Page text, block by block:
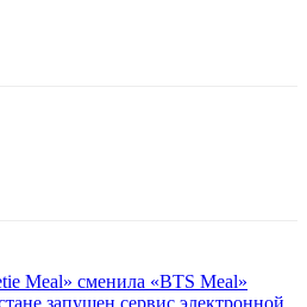
Meal» сменила «BTS Meal»
запущен сервис электронной